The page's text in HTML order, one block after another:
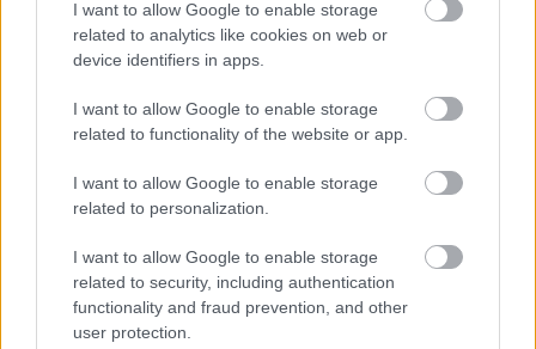
I want to allow Google to enable storage
related to analytics like cookies on web or
device identifiers in apps.
I want to allow Google to enable storage
related to functionality of the website or app.
I want to allow Google to enable storage
related to personalization.
I want to allow Google to enable storage
related to security, including authentication
functionality and fraud prevention, and other
user protection.